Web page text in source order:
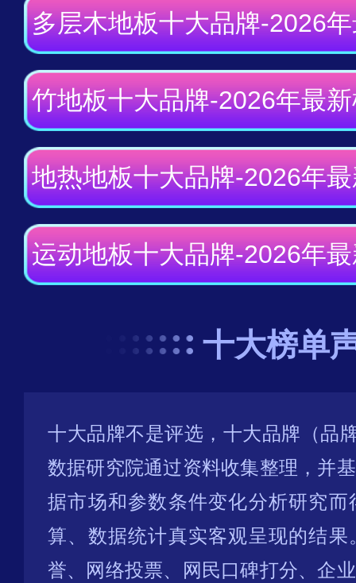
多层木地板十大品牌-2026
竹地板十大品牌-2026年最
地热地板十大品牌-2026年
运动地板十大品牌-2026年
十大榜单
十大品牌不是评选，十大品牌（品
数据研究院通过资料收集整理，并
据市场和参数条件变化分析研究
算、数据统计真实客观呈现的结
誉、网络投票、网民口碑打分、企